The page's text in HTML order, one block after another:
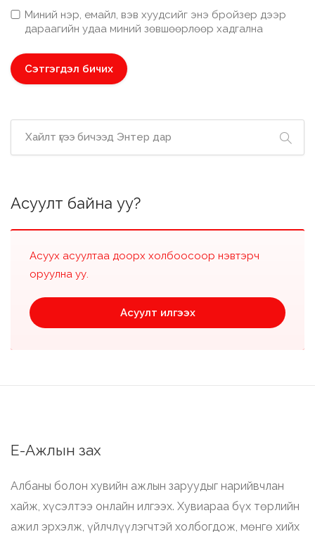
Миний нэр, емайл, вэв хуудсийг энэ бройзер дээр
дараагийн удаа миний зөвшөөрлөөр хадгална
Асуулт байна уу?
Асуух асуултаа доорх холбоосоор нэвтэрч
оруулна уу.
Асуулт илгээх
Е-Ажлын зах
Албаны болон хувийн ажлын заруудыг нарийвчлан
хайж, хүсэлтээ онлайн илгээх. Хувиараа бүх төрлийн
ажил эрхэлж, үйлчлүүлэгчтэй холбогдож, мөнгө хийх